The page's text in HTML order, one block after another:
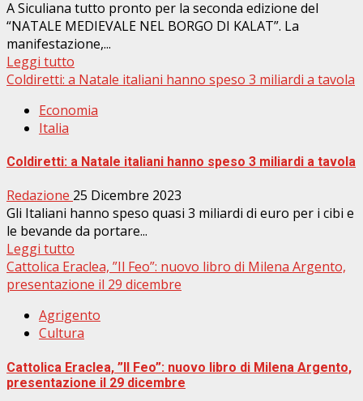
A Siculiana tutto pronto per la seconda edizione del
“NATALE MEDIEVALE NEL BORGO DI KALAT”. La
manifestazione,...
Leggi tutto
Coldiretti: a Natale italiani hanno speso 3 miliardi a tavola
Economia
Italia
Coldiretti: a Natale italiani hanno speso 3 miliardi a tavola
Redazione 25 Dicembre 2023
Gli Italiani hanno speso quasi 3 miliardi di euro per i cibi e
le bevande da portare...
Leggi tutto
Cattolica Eraclea, ”Il Feo”: nuovo libro di Milena Argento,
presentazione il 29 dicembre
Agrigento
Cultura
Cattolica Eraclea, ”Il Feo”: nuovo libro di Milena Argento,
presentazione il 29 dicembre